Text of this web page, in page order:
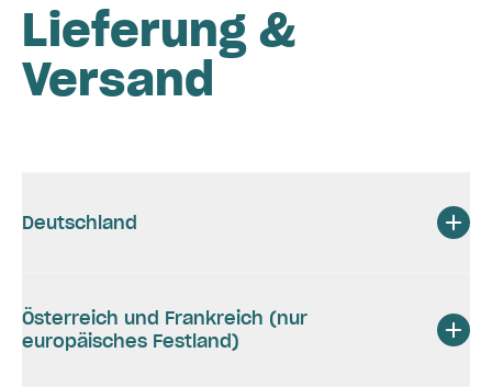
Lieferung &
Versand
Deutschland
Österreich und Frankreich (nur
europäisches Festland)